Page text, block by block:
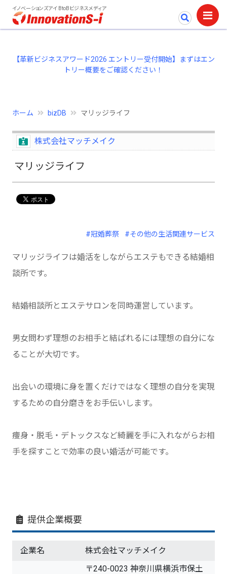
イノベーションズアイ BtoBビジネスメディア
【革新ビジネスアワード2026 エントリー受付開始】まずはエン
トリー概要をご確認ください！
ホーム bizDB マリッジライフ
株式会社マッチメイク
マリッジライフ
#冠婚葬祭 #その他の生活関連サービス
マリッジライフは婚活をしながらエステもできる結婚相
談所です。
結婚相談所とエステサロンを同時運営しています。
男女問わず理想のお相手と結ばれるには理想の自分にな
ることが大切です。
出会いの環境に身を置くだけではなく理想の自分を実現
するための自分磨きをお手伝いします。
痩身・脱毛・デトックスなど綺麗を手に入れながらお相
手を探すことで効率の良い婚活が可能です。
提供企業概要
企業名 株式会社マッチメイク
〒240-0023 神奈川県横浜市保土